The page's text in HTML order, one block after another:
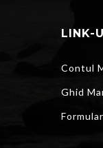
LINK-
Contul
Ghid